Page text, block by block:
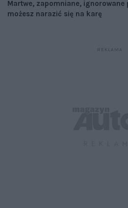
Martwe, zapomniane, ignorowane
możesz narazić się na karę